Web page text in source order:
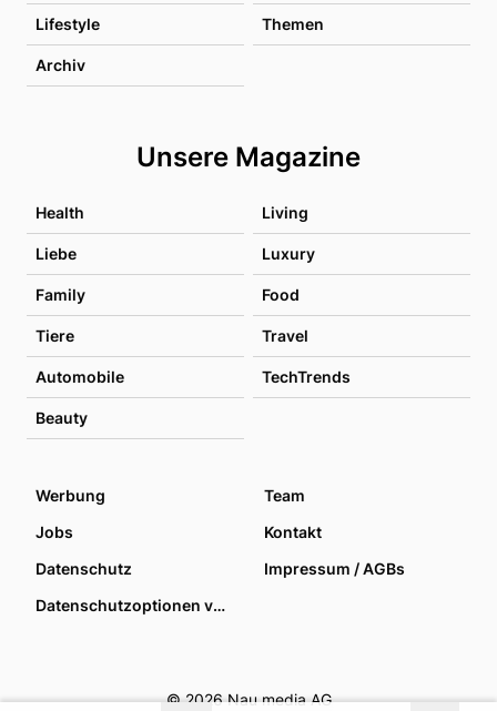
Lifestyle Themen
Archiv
Unsere Magazine
Health Living
Liebe Luxury
Family Food
Tiere Travel
Automobile TechTrends
Beauty
Werbung
Team
Jobs
Kontakt
Datenschutz
Impressum / AGBs
Datenschutzoptionen verwalten
© 2026 Nau media AG